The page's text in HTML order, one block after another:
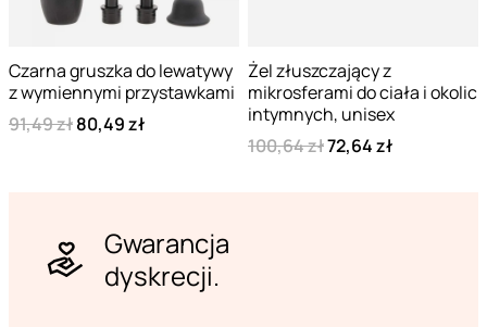
Czarna gruszka do lewatywy
z wymiennymi przystawkami
91,49 zł80,49 zł
Żel złuszczający z
mikrosferami do ciała i okolic
intymnych, unisex
100,64 zł72,64 zł
Gwarancja
dyskrecji.